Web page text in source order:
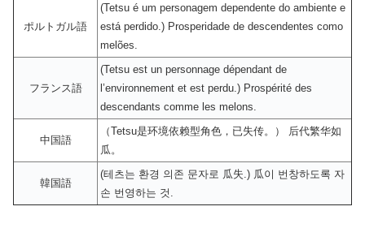
ポルトガル語
(Tetsu é um personagem dependente do ambiente e
está perdido.) Prosperidade de descendentes como
melões.
フランス語
(Tetsu est un personnage dépendant de
l’environnement et est perdu.) Prospérité des
descendants comme les melons.
中国語
（Tetsu是环境依赖型角色，已失传。） 后代繁华如
瓜。
韓国語
(테츠는 환경 의존 문자로 瓜失.) 瓜이 번창하도록 자
손 번영하는 것.